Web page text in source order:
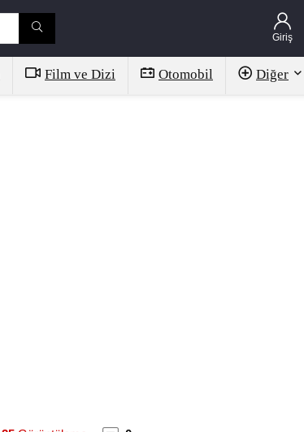
Giriş
Film ve Dizi Otomobil Diğer